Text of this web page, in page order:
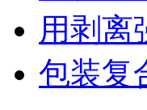
用剥离
包装复